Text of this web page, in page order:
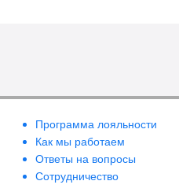
Программа лояльности
Как мы работаем
Ответы на вопросы
Сотрудничество